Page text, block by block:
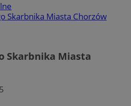
Skarbnika Miasta Chorzów
Skarbnika Miasta